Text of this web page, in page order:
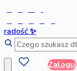
radość✨
Zaloguj